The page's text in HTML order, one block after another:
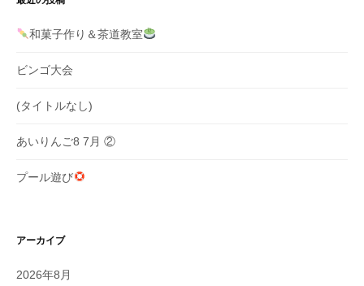
ン和菓子作り＆茶道教室
ビンゴ大会
(タイトルなし)
あいりんご8 7月 ②
プール遊び
アーカイブ
2026年8月